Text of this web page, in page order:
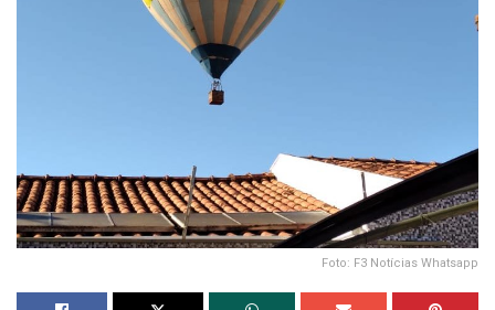
Foto: F3 Notícias Whatsapp